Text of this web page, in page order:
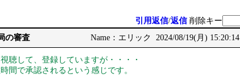
引用返信/返信 削除キー
の審査 Name：エリック 2024/08/19(月) 15:20:14
聴して、登録していますが・・・・
間で承認されるという感じです。